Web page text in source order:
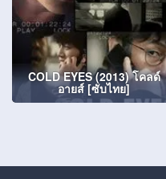
COLD EYES (2013) โคลด์
อายส์ [ซับไทย]